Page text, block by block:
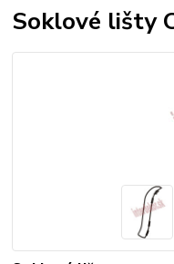
Soklové lišty